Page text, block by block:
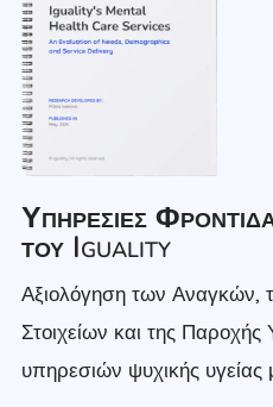
Υπηρεσίες
του Iguality
Αξιολόγηση των Αναγκών,
Στοιχείων και της
υπηρεσιών ψυχικής υγείας